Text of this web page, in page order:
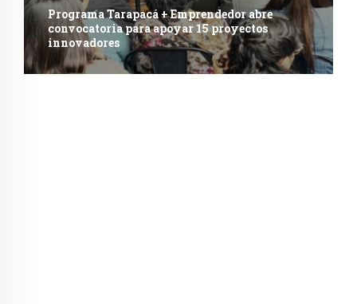
Programa Tarapacá + Emprendedor abre
convocatoria para apoyar 15 proyectos
innovadores